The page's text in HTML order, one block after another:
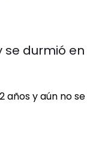
durmió